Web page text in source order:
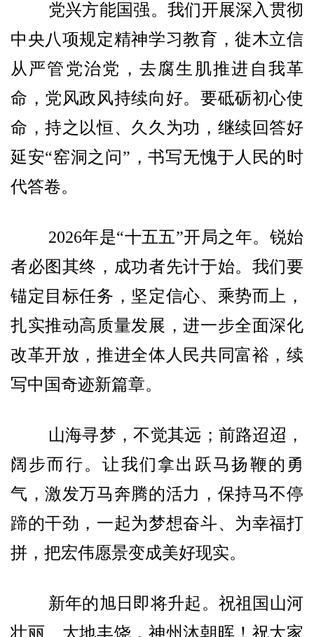
党兴方能国强。我们开展深入贯彻
中央八项规定精神学习教育，徙木立信
从严管党治党，去腐生肌推进自我革
命，党风政风持续向好。要砥砺初心使
命，持之以恒、久久为功，继续回答好
延安“窑洞之问”，书写无愧于人民的时
代答卷。
2026年是“十五五”开局之年。锐始
者必图其终，成功者先计于始。我们要
锚定目标任务，坚定信心、乘势而上，
扎实推动高质量发展，进一步全面深化
改革开放，推进全体人民共同富裕，续
写中国奇迹新篇章。
山海寻梦，不觉其远；前路迢迢，
阔步而行。让我们拿出跃马扬鞭的勇
气，激发万马奔腾的活力，保持马不停
蹄的干劲，一起为梦想奋斗、为幸福打
拼，把宏伟愿景变成美好现实。
新年的旭日即将升起。祝祖国山河
壮丽、大地丰饶，神州沐朝晖！祝大家